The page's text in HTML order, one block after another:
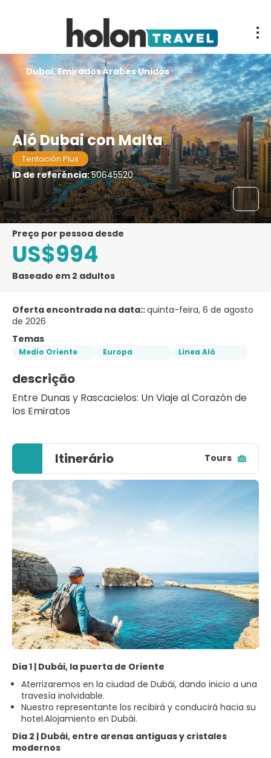
Aló Dubai con Malta
Tentación Plus
ID de referência:50645520
Dubai, Emirados Árabes Unidos
preço por pessoa desde
US$994
Baseado em 2 adultos
Oferta encontrada na data::quinta-feira, 6 de agosto
de 2026
Temas
Medio Oriente Europa Linea Aló
descrição
Entre Dunas y Rascacielos: Un Viaje al Corazón de
los Emiratos
Itinerário Tours
Dia 1 | Dubái, la puerta de Oriente
Aterrizaremos en la ciudad de Dubái, dando inicio a una
travesía inolvidable.
Nuestro representante los recibirá y conducirá hacia su
hotel.Alojamiento en Dubái.
Dia 2 | Dubái, entre arenas antiguas y cristales
modernos